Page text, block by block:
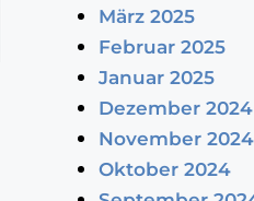
März 2025
Februar 2025
Januar 2025
Dezember 2024
November 2024
Oktober 2024